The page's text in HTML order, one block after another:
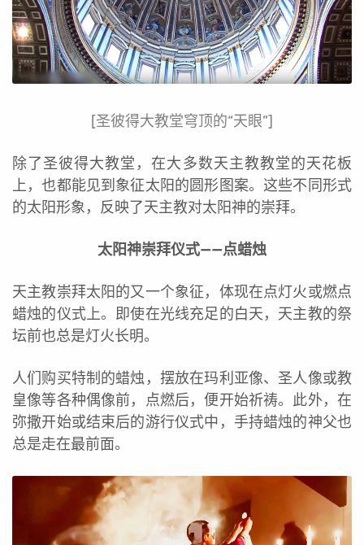
[圣彼得大教堂穹顶的“天眼”]
除了圣彼得大教堂，在大多数天主教教堂的天花板
上，也都能见到象征太阳的圆形图案。这些不同形式
的太阳形象，反映了天主教对太阳神的崇拜。
太阳神崇拜仪式——点蜡烛
天主教崇拜太阳的又一个象征，体现在点灯火或燃点
蜡烛的仪式上。即使在光线充足的白天，天主教的祭
坛前也总是灯火长明。
人们购买特制的蜡烛，摆放在玛利亚像、圣人像或教
皇像等各种偶像前，点燃后，便开始祈祷。此外，在
弥撒开始或结束后的游行仪式中，手持蜡烛的神父也
总是走在最前面。